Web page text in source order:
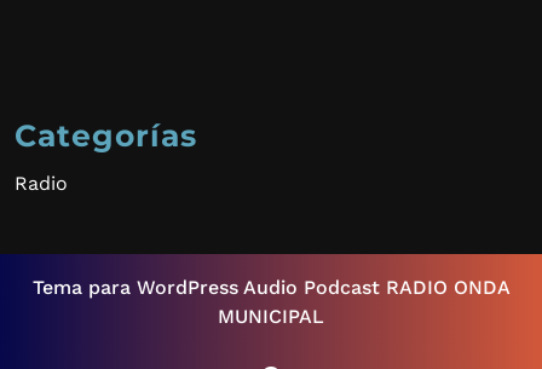
Categorías
Radio
Tema para WordPress Audio PodcastRADIO ONDA
MUNICIPAL